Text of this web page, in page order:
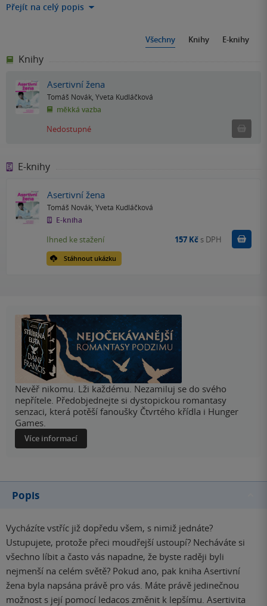
Přejít na celý popis
Všechny Knihy E-knihy
Knihy
Asertivní žena
Tomáš Novák Yveta Kudláčková
měkká vazba
Nedostupné
E-knihy
Asertivní žena
Tomáš Novák Yveta Kudláčková
E-kniha
Stáhnout ukázku
Ihned ke stažení 157 Kč s DPH Koupit
Nevěř nikomu. Lži každému. Nezamiluj se do svého
nepřítele. Předobjednejte si dystopickou romantasy
senzaci, která potěší fanoušky Čtvrtého křídla i Hunger
Games.
Více informací
Popis
Vycházíte vstříc již dopředu všem, s nimiž jednáte?
Ustupujete, protože přeci moudřejší ustoupí? Necháváte si
všechno líbit a často vás napadne, že byste raději byli
nejmenší na celém světě? Pokud ano, pak kniha Asertivní
žena byla napsána právě pro vás. Máte právě jedinečnou
možnost s její pomocí ledacos změnit k lepšímu. Asertivita